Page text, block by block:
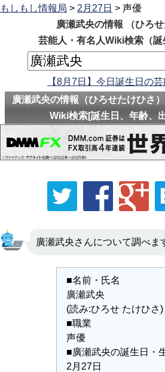
もしもし情報局 > 2月27日 > 声優
廣瀬武央の情報 （ひろせ
芸能人・有名人Wiki検索（誕
【8月7日】今日誕生日の
廣瀬武央の情報（ひろせたけひさ
Wiki検索[誕生日、年齢、
廣瀬武央さんについて調べま
■名前・氏名
廣瀬武央
(読み:ひろせ たけひさ)
■職業
声優
■廣瀬武央の誕生日・
2月27日